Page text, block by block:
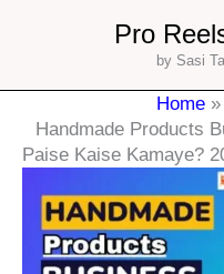
Pro
by Sasi
Home
Handmade Products
Paise Kaise Kamaye?